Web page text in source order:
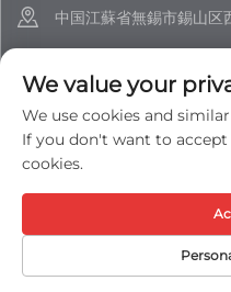
中国江蘇省無錫市錫山
[email protected]
著作権 © 江蘇士展集団有限公
リシ
We value your
We use cookies and
If you don't want to accept
cookies.